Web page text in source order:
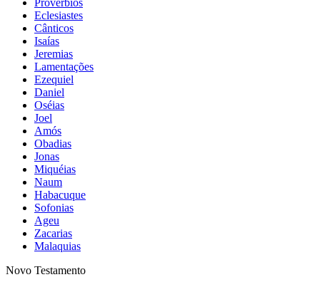
Eclesiastes
Cânticos
Isaías
Jeremias
Lamentações
Ezequiel
Daniel
Oséias
Joel
Amós
Obadias
Jonas
Miquéias
Naum
Habacuque
Sofonias
Ageu
Zacarias
Malaquias
Novo Testamento